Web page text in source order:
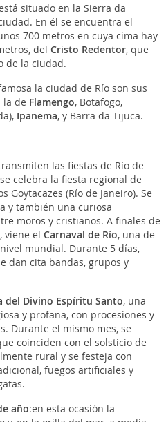
situado en la Sierra da
En él se encuentra el
700 metros en cuya cima hay
del Cristo Redentor, que
de la ciudad.
la ciudad de Río son sus
la de Flamengo, Botafogo,
Ipanema, y Barra da Tijuca.
las fiestas de Río de
celebra la fiesta regional de
Goytacazes (Río de Janeiro). Se
y también una curiosa
moros y cristianos. A finales de
viene el Carnaval de Río, una de
mundial. Durante 5 días,
dan cita bandas, grupos y
del Divino Espíritu Santo, una
y profana, con procesiones y
Durante el mismo mes, se
coinciden con el solsticio de
rural y se festeja con
fuegos artificiales y
año:en esta ocasión la